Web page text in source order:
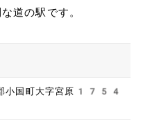
道の駅です。
郡小国町大字宮原1754